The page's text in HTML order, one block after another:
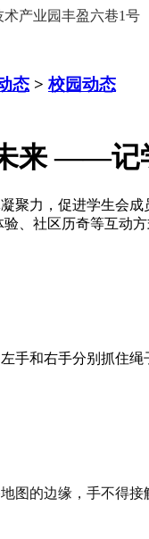
产业园丰盈六巷1号
态 >校园动态
来 ——记
力，促进学生会成
、社区历奇等互动
和右手分别抓住绳
图的边缘，手不得接